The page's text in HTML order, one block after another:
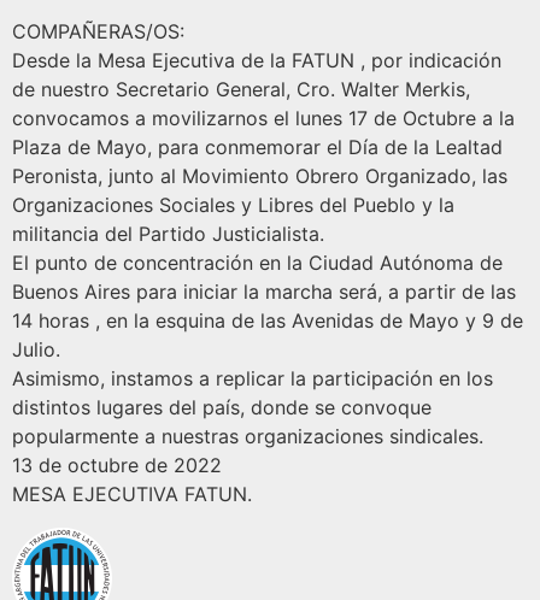
COMPAÑERAS/OS:
Desde la Mesa Ejecutiva de la FATUN , por indicación
de nuestro Secretario General, Cro. Walter Merkis,
convocamos a movilizarnos el lunes 17 de Octubre a la
Plaza de Mayo, para conmemorar el Día de la Lealtad
Peronista, junto al Movimiento Obrero Organizado, las
Organizaciones Sociales y Libres del Pueblo y la
militancia del Partido Justicialista.
El punto de concentración en la Ciudad Autónoma de
Buenos Aires para iniciar la marcha será, a partir de las
14 horas , en la esquina de las Avenidas de Mayo y 9 de
Julio.
Asimismo, instamos a replicar la participación en los
distintos lugares del país, donde se convoque
popularmente a nuestras organizaciones sindicales.
13 de octubre de 2022
MESA EJECUTIVA FATUN.